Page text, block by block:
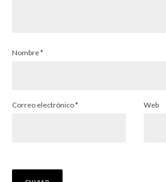
Nombre*
Correo electrónico* Web